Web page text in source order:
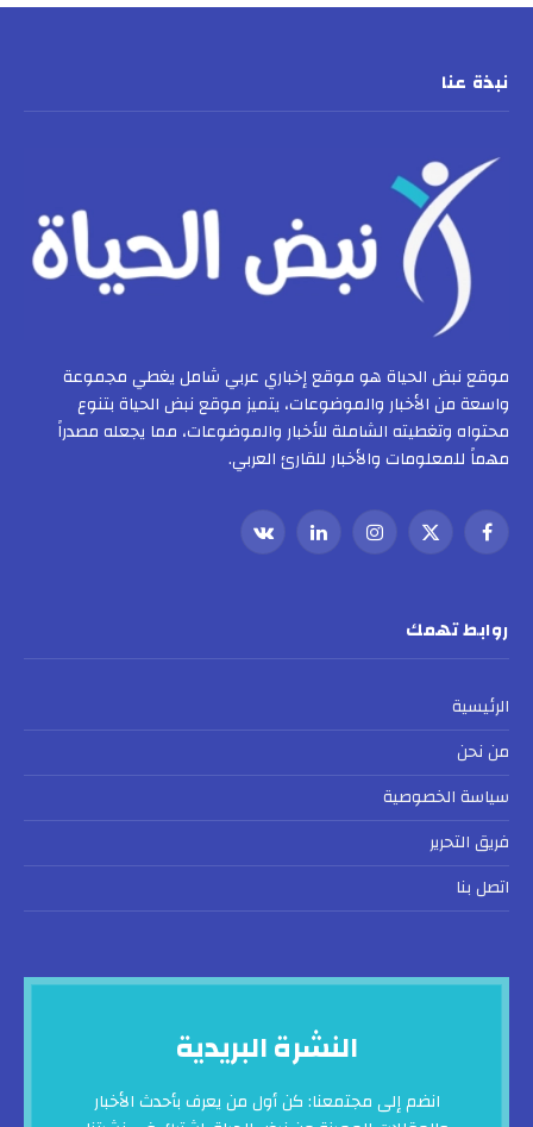
نبذة عنا
موقع نبض الحياة هو موقع إخباري عربي شامل يغطي مجموعة
واسعة من الأخبار والموضوعات، يتميز موقع نبض الحياة بتنوع
محتواه وتغطيته الشاملة للأخبار والموضوعات، مما يجعله مصدراً
مهماً للمعلومات والأخبار للقارئ العربي.
فيسبوك
X
الانستغراملينكدإنVKontakte
روابط تهمك
الرئيسية
من نحن
سياسة الخصوصية
فريق التحرير
اتصل بنا
النشرة البريدية
انضم إلى مجتمعنا: كن أول من يعرف بأحدث الأخبار